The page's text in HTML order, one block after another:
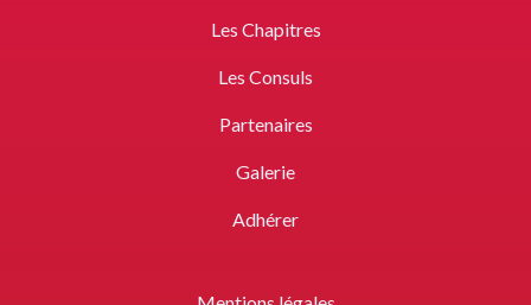
Les Chapitres
Les Consuls
Partenaires
Galerie
Adhérer